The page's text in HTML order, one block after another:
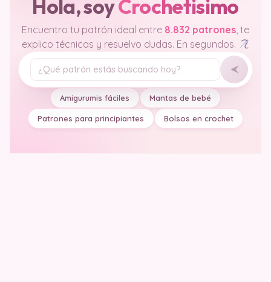
Hola, soyCrochetisimo
Encuentro tu patrón ideal entre 8.832 patrones, te
explico técnicas y resuelvo dudas. En segundos.
Tu pregunta
Amigurumis fáciles Mantas de bebé
Patrones para principiantes Bolsos en crochet